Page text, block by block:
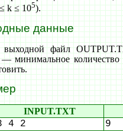
k ≤ 105).
данные
файл
минимальное количество
INPUT.TXT
4 2 9